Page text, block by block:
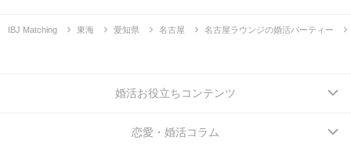
IBJ Matching 東海 愛知県 名古屋 名古屋ラウンジの婚活パーティー
婚活お役立ちコンテンツ
恋愛・婚活コラム